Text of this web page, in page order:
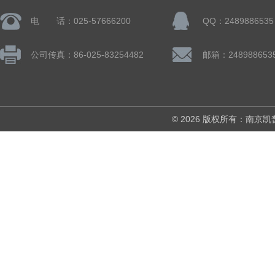
电 话：025-57666200 QQ：2489886535
公司传真：86-025-83254482 邮箱：
© 2026 版权所有：南京